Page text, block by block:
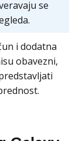
se
i dodatna
obavezni,